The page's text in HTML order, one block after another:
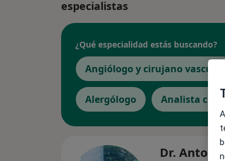
especialistas
¿Qué especialidad estás buscando?
Angiólogo y cirujano vascular
Alergólogo Analista
Dr. Antoni